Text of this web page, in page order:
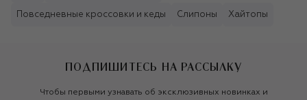
Повседневные кроссовки и кеды Слипоны Хайтопы
ПОДПИШИТЕСЬ НА РАССЫЛКУ
Чтобы первыми узнавать об эксклюзивных новинках и